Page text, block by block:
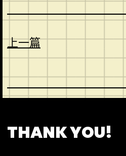
上一篇
THANK YOU!